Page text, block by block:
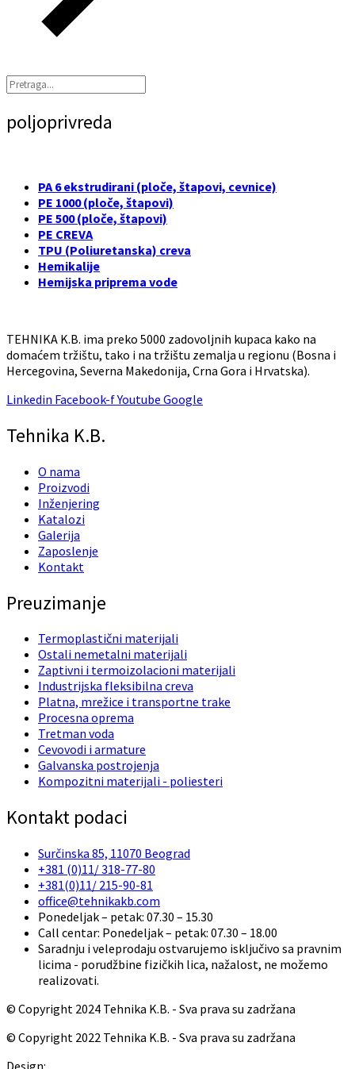
poljoprivreda
PA 6 ekstrudirani (ploče, štapovi, cevnice)
PE 1000 (ploče, štapovi)
PE 500 (ploče, štapovi)
PE CREVA
TPU (Poliuretanska) creva
Hemikalije
Hemijska priprema vode
TEHNIKA K.B. ima preko 5000 zadovoljnih kupaca kako na
domaćem tržištu, tako i na tržištu zemalja u regionu (Bosna i
Hercegovina, Severna Makedonija, Crna Gora i Hrvatska).
Linkedin Facebook-fYoutube Google
Tehnika K.B.
O nama
Proizvodi
Inženjering
Katalozi
Galerija
Zaposlenje
Kontakt
Preuzimanje
Termoplastični materijali
Ostali nemetalni materijali
Zaptivni i termoizolacioni materijali
Industrijska fleksibilna creva
Platna, mrežice i transportne trake
Procesna oprema
Tretman voda
Cevovodi i armature
Galvanska postrojenja
Kompozitni materijali - poliesteri
Kontakt podaci
Surčinska 85, 11070 Beograd
+381 (0)11/ 318-77-80
+381(0)11/ 215-90-81
office@tehnikakb.com
Ponedeljak – petak: 07.30 – 15.30
Call centar: Ponedeljak – petak: 07.30 – 18.00
Saradnju i veleprodaju ostvarujemo isključivo sa pravnim
licima - porudžbine fizičkih lica, nažalost, ne možemo
realizovati.
© Copyright 2024 Tehnika K.B. - Sva prava su zadržana
© Copyright 2022 Tehnika K.B. - Sva prava su zadržana